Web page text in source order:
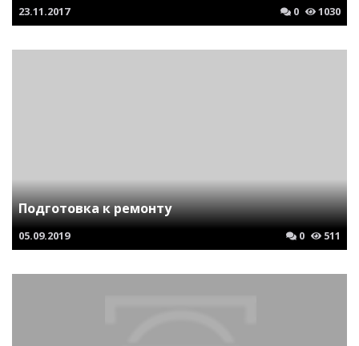
23.11.2017 0 1030
Подготовка к ремонту
05.09.2019 0 511